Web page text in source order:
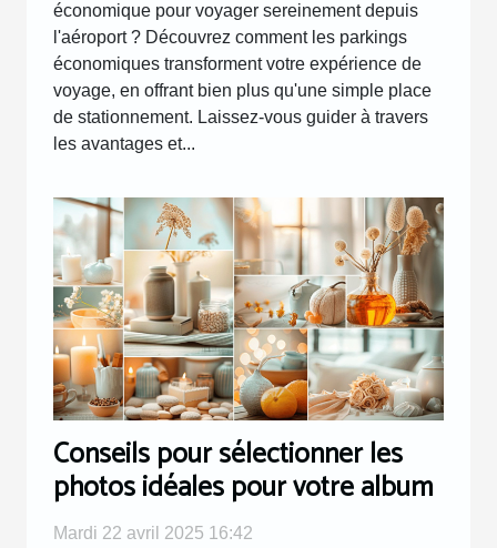
économique pour voyager sereinement depuis
l'aéroport ? Découvrez comment les parkings
économiques transforment votre expérience de
voyage, en offrant bien plus qu'une simple place
de stationnement. Laissez-vous guider à travers
les avantages et...
Conseils pour sélectionner les
photos idéales pour votre album
Mardi 22 avril 2025 16:42